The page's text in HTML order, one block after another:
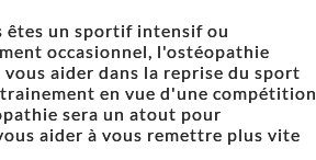
êtes un sportif intensif ou
occasionnel, l'ostéopathie
aider dans la reprise du sport
en vue d'une compétition.
sera un atout pour
aider à vous remettre plus vite